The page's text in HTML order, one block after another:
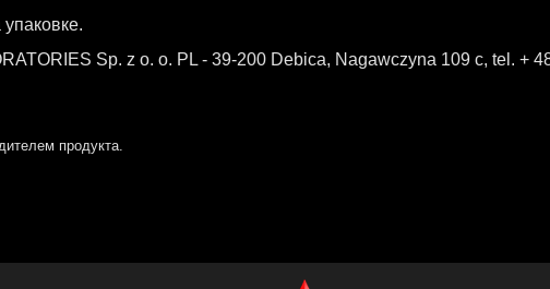
Sp. z o. o. PL - 39-200 Debica, Nagawczyna 109 c, tel. +
продукта.